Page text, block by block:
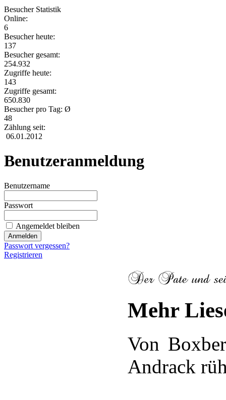
Besucher Statistik
Online:
6
Besucher heute:
137
Besucher gesamt:
254.932
Zugriffe heute:
143
Zugriffe gesamt:
650.830
Besucher pro Tag: Ø
48
Zählung seit:
06.01.2012
Benutzeranmeldung
Benutzername
Passwort
Angemeldet bleiben
Passwort vergessen?
Registrieren
Mehr
Von
Andrack